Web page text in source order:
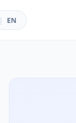
EN
|